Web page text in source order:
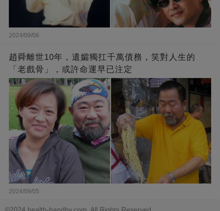
2024/09/06
趙舜離世10年，遺孀獨扛千萬債務，笑對人生的
「老戲骨」，或許命運早已注定
2024/09/05